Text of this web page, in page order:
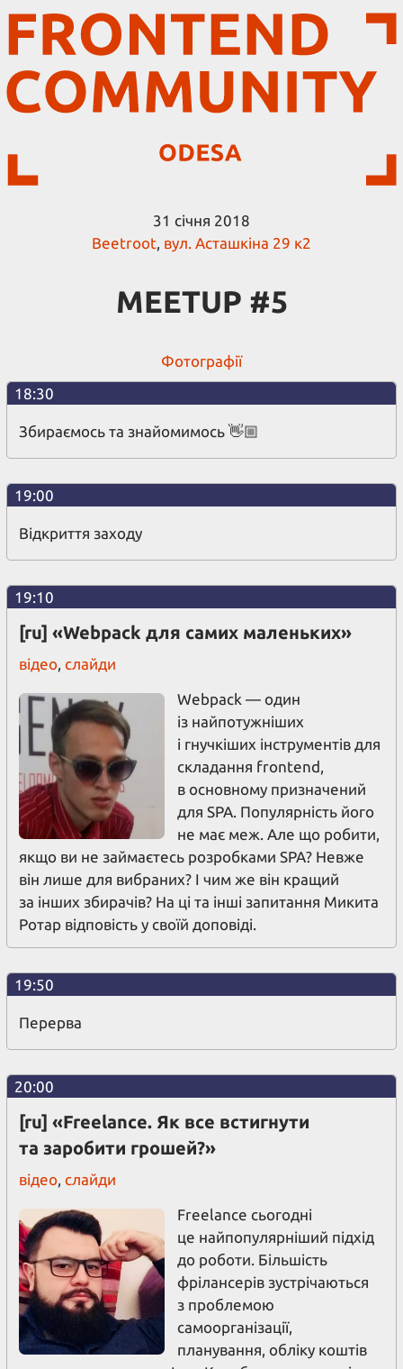
31 січня 2018
Beetroot, вул. Асташкіна 29 к2
MEETUP #5
Фотографії
18:30
Збираємось та знайомимось 👋🏼
19:00
Відкриття заходу
19:10
[ru] «Webpack для самих маленьких»
відео,слайди
Webpack — один
із найпотужніших
і гнучкіших інструментів для
складання frontend,
в основному призначений
для SPA. Популярність його
не має меж. Але що робити,
якщо ви не займаєтесь розробками SPA? Невже
він лише для вибраних? І чим же він кращий
за інших збирачів? На ці та інші запитання Микита
Ротар відповість у своїй доповіді.
19:50
Перерва
20:00
[ru] «Freelance. Як все встигнути
та заробити грошей?»
відео,слайди
Freelance сьогодні
це найпопулярніший підхід
до роботи. Більшість
фрілансерів зустрічаються
з проблемою
самоорганізації,
планування, обліку коштів